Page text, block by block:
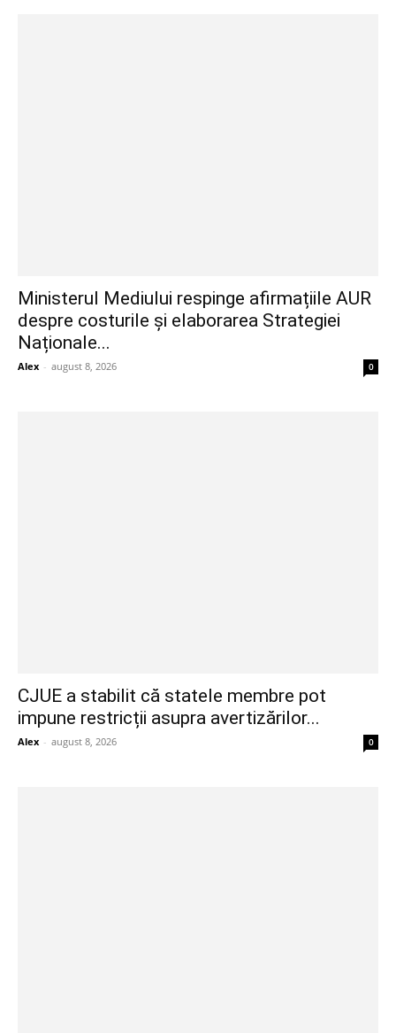
Ministerul Mediului respinge afirmațiile AUR
despre costurile și elaborarea Strategiei
Naționale...
Alex - august 8, 2026 0
CJUE a stabilit că statele membre pot
impune restricții asupra avertizărilor...
Alex - august 8, 2026 0